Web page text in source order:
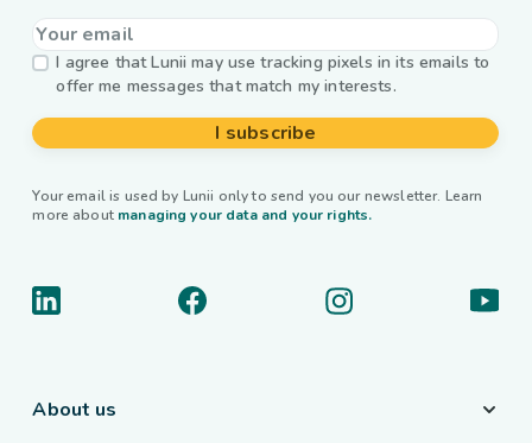
I agree that Lunii may use tracking pixels in its emails to
offer me messages that match my interests.
I subscribe
Your email is used by Lunii only to send you our newsletter. Learn
more about managing your data and your rights.
About us